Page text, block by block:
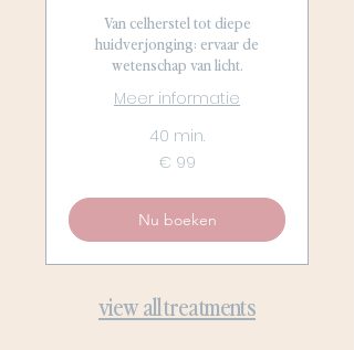
Van celherstel tot diepe
huidverjonging: ervaar de
wetenschap van licht.
Meer informatie
40 min.
€ 99
Nu boeken
view all treatments